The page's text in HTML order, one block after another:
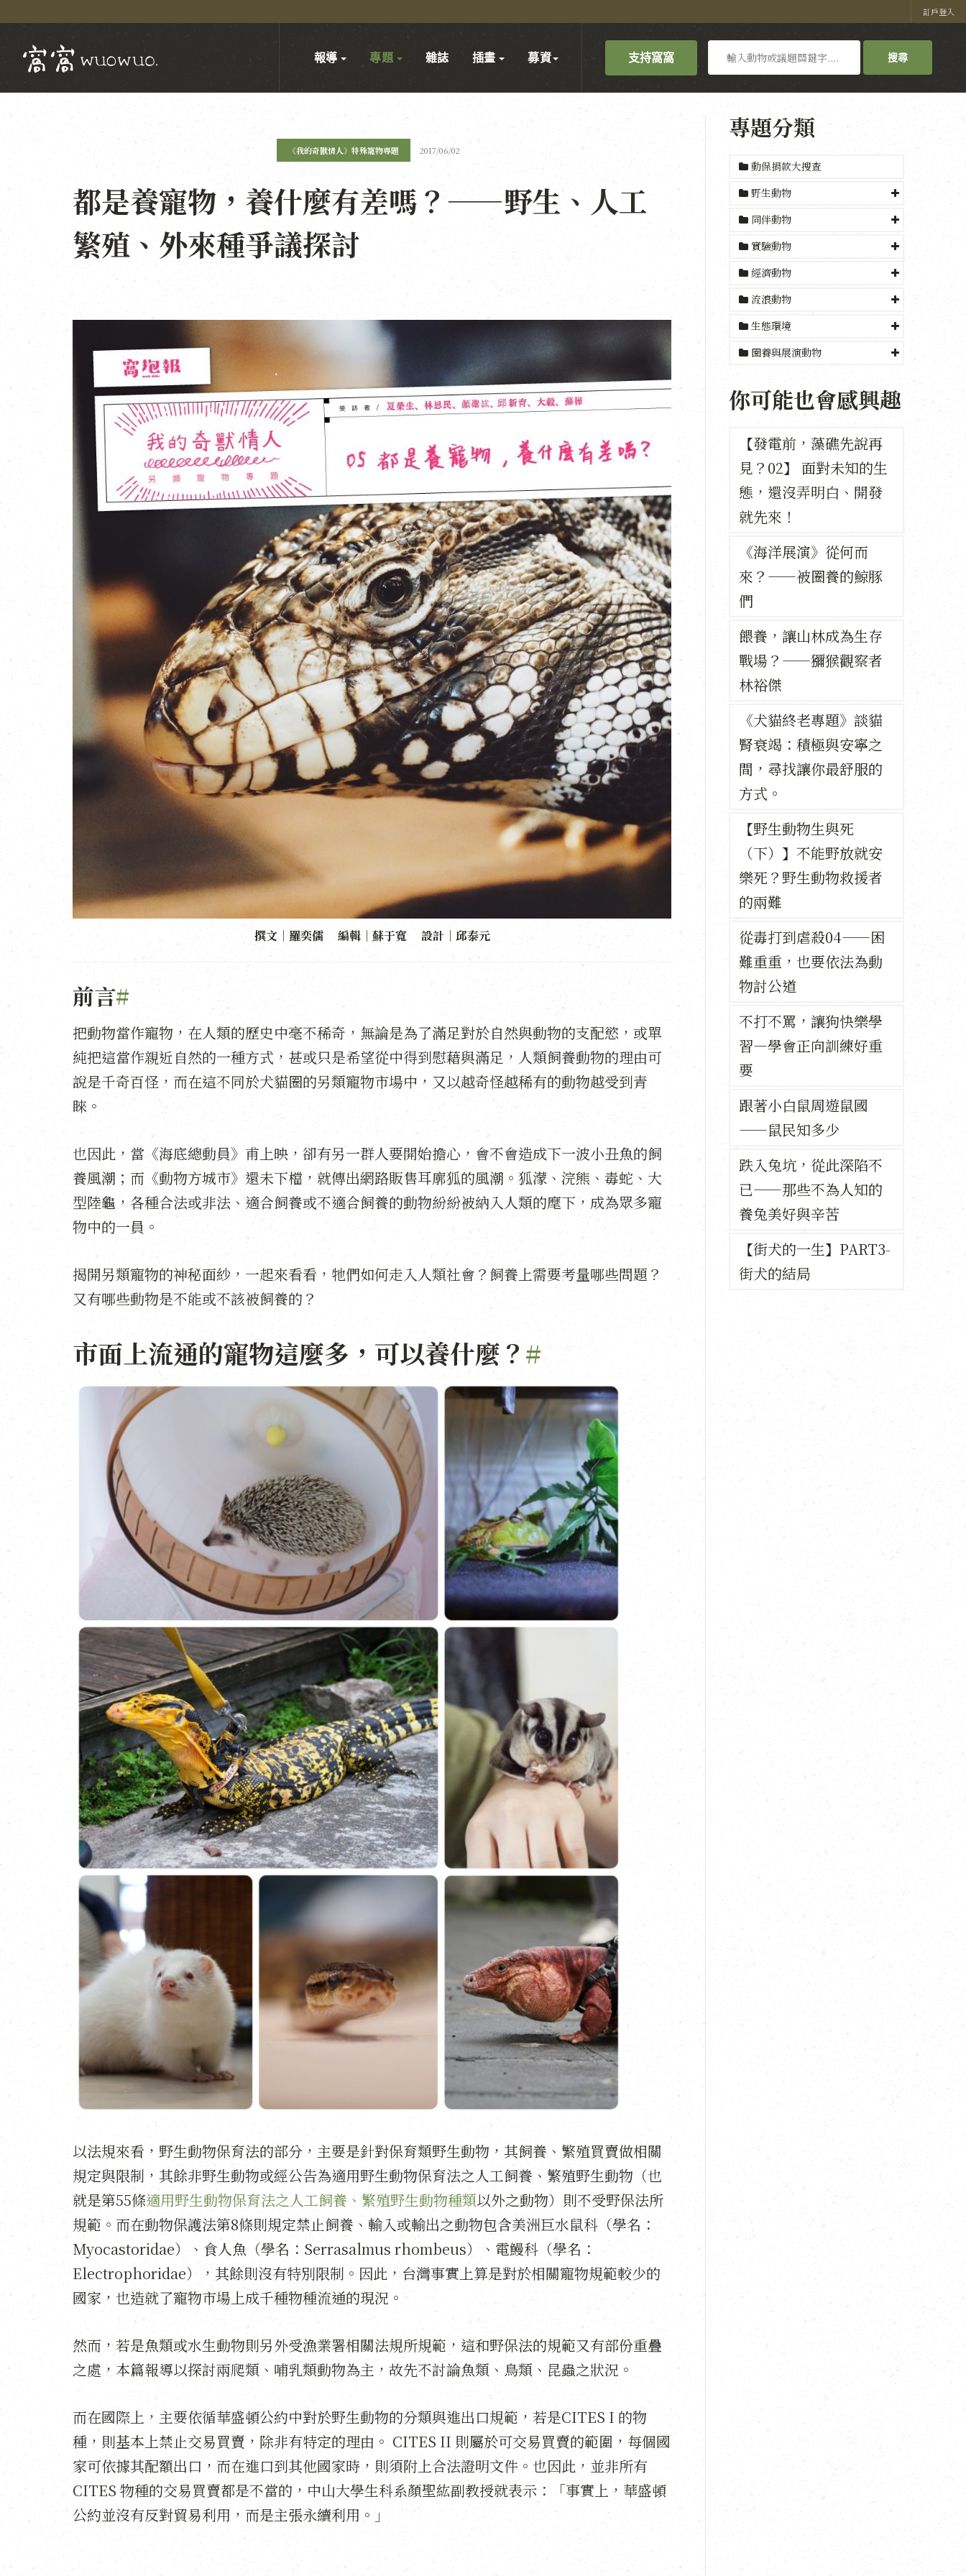
訂戶登入
支持窩窩
尋
搜尋
報導 專題 雜誌 插畫 募資
《我的奇獸情人》特殊寵物專題 2017/06/02
都是養寵物，養什麼有差嗎？——野生、人工
繁殖、外來種爭議探討
撰文｜羅奕儒 編輯｜蘇于寬 設計｜邱泰元
前言#
把動物當作寵物，在人類的歷史中毫不稀奇，無論是為了滿足對於自然與動物的支配慾，或單
純把這當作親近自然的一種方式，甚或只是希望從中得到慰藉與滿足，人類飼養動物的理由可
說是千奇百怪，而在這不同於犬貓圈的另類寵物市場中，又以越奇怪越稀有的動物越受到青
睞。
也因此，當《海底總動員》甫上映，卻有另一群人要開始擔心，會不會造成下一波小丑魚的飼
養風潮；而《動物方城市》還未下檔，就傳出網路販售耳廓狐的風潮。狐濛、浣熊、毒蛇、大
型陸龜，各種合法或非法、適合飼養或不適合飼養的動物紛紛被納入人類的麾下，成為眾多寵
物中的一員。
揭開另類寵物的神秘面紗，一起來看看，牠們如何走入人類社會？飼養上需要考量哪些問題？
又有哪些動物是不能或不該被飼養的？
市面上流通的寵物這麼多，可以養什麼？ #
以法規來看，野生動物保育法的部分，主要是針對保育類野生動物，其飼養、繁殖買賣做相關
規定與限制，其餘非野生動物或經公告為適用野生動物保育法之人工飼養、繁殖野生動物（也
就是第55條適用野生動物保育法之人工飼養、繁殖野生動物種類以外之動物）則不受野保法所
規範。而在動物保護法第8條則規定禁止飼養、輸入或輸出之動物包含美洲巨水鼠科（學名：
Myocastoridae）、食人魚（學名：Serrasalmus rhombeus）、電鰻科（學名：
Electrophoridae），其餘則沒有特別限制。因此，台灣事實上算是對於相關寵物規範較少的
國家，也造就了寵物市場上成千種物種流通的現況。
然而，若是魚類或水生動物則另外受漁業署相關法規所規範，這和野保法的規範又有部份重疊
之處，本篇報導以探討兩爬類、哺乳類動物為主，故先不討論魚類、鳥類、昆蟲之狀況。
而在國際上，主要依循華盛頓公約中對於野生動物的分類與進出口規範，若是CITES I 的物
種，則基本上禁止交易買賣，除非有特定的理由。 CITES II 則屬於可交易買賣的範圍，每個國
家可依據其配額出口，而在進口到其他國家時，則須附上合法證明文件。也因此，並非所有
CITES 物種的交易買賣都是不當的，中山大學生科系顏聖紘副教授就表示：「事實上，華盛頓
公約並沒有反對貿易利用，而是主張永續利用。」
專題分類
動保捐款大搜查
野生動物
同伴動物
實驗動物
經濟動物
流浪動物
生態環境
圈養與展演動物
你可能也會感興趣
【發電前，藻礁先說再
見？02】 面對未知的生
態，還沒弄明白、開發
就先來！
《海洋展演》從何而
來？——被圈養的鯨豚
們
餵養，讓山林成為生存
戰場？——獼猴觀察者
林裕傑
《犬貓終老專題》談貓
腎衰竭：積極與安寧之
間，尋找讓你最舒服的
方式。
【野生動物生與死
（下）】不能野放就安
樂死？野生動物救援者
的兩難
從毒打到虐殺04——困
難重重，也要依法為動
物討公道
不打不罵，讓狗快樂學
習—學會正向訓練好重
要
跟著小白鼠周遊鼠國
——鼠民知多少
跌入兔坑，從此深陷不
已——那些不為人知的
養兔美好與辛苦
【街犬的一生】PART3-
街犬的結局